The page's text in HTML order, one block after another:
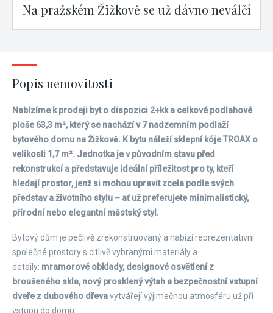
Na pražském Žižkově se už dávno neválčí
Popis nemovitosti
Nabízíme k prodeji byt o dispozici 2+kk a celkové podlahové
ploše 63,3 m², který se nachází v 7 nadzemním podlaží
bytového domu na Žižkově. K bytu náleží sklepní kóje TROAX o
velikosti 1,7 m². Jednotka je v původním stavu před
rekonstrukcí a představuje ideální příležitost pro ty, kteří
hledají prostor, jenž si mohou upravit zcela podle svých
představ a životního stylu – ať už preferujete minimalistický,
přírodní nebo elegantní městský styl.
Bytový dům je pečlivě zrekonstruovaný a nabízí reprezentativní
společné prostory s citlivě vybranými materiály a
detaily: mramorové obklady, designové osvětlení z
broušeného skla, nový prosklený výtah a bezpečnostní vstupní
dveře z dubového dřevavytvářejí výjimečnou atmosféru už při
vstupu do domu.